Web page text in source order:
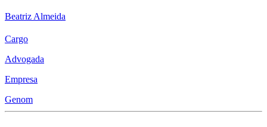
Beatriz Almeida
Cargo
Advogada
Empresa
Genom